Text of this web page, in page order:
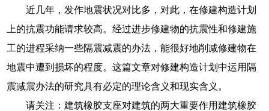
近几年，发作地震状况对比多，对此，在修建构造计划
上的抗震功能请求较高。经过进步修建物的抗震性和修建施
工的进程采纳一些隔震减震的办法，能很好地削减修建物在
地震中遭到损坏的程度。这篇文章对修建构造计划中运用隔
震减震办法的研究具有必定的理论含义和现实含义。
请关注：建筑橡胶支座对建筑的两大重要作用建筑橡胶